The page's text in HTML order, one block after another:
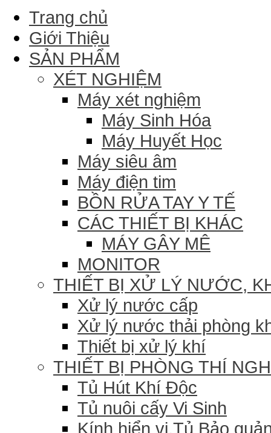
Trang chủ
Giới Thiệu
SẢN PHẨM
XÉT NGHIỆM
Máy xét nghiệm
Máy Sinh Hóa
Máy Huyết Học
Máy siêu âm
Máy điện tim
BỒN RỬA TAY Y TẾ
CÁC THIẾT BỊ KHÁC
MÁY GÂY MÊ
MONITOR
THIẾT BỊ XỬ LÝ NƯỚC,
Xử lý nước cấp
Xử lý nước thải phòng
Thiết bị xử lý khí
THIẾT BỊ PHÒNG THÍ
Tủ Hút Khí Độc
Tủ nuôi cấy Vi Sinh
Kính hiển vi,Tủ Bảo